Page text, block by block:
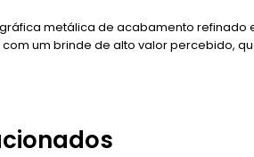
metálica de acabamento refinado
um brinde de alto valor percebido,